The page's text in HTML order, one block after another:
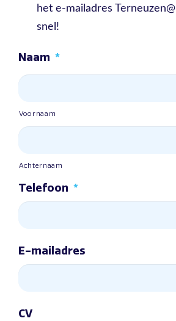
het e-mailadres
snel!
Naam *
Voornaam
Achternaam
Telefoon *
E-mailadres
CV